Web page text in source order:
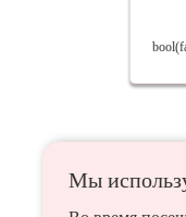
Мы